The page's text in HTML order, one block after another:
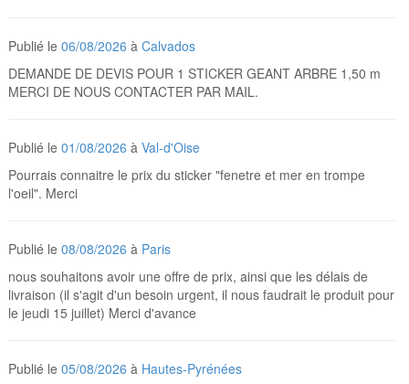
Publié le06/08/2026 àCalvados
DEMANDE DE DEVIS POUR 1 STICKER GEANT ARBRE 1,50 m
MERCI DE NOUS CONTACTER PAR MAIL.
Publié le01/08/2026 àVal-d'Oise
Pourrais connaitre le prix du sticker "fenetre et mer en trompe
l'oeil". Merci
Publié le08/08/2026 à Paris
nous souhaitons avoir une offre de prix, ainsi que les délais de
livraison (il s'agit d'un besoin urgent, il nous faudrait le produit pour
le jeudi 15 juillet) Merci d'avance
Publié le05/08/2026 à Hautes-Pyrénées